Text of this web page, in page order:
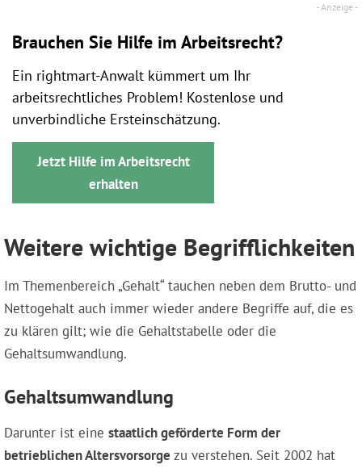
Brauchen Sie Hilfe im Arbeitsrecht?
Ein rightmart-Anwalt kümmert um Ihr
arbeitsrechtliches Problem! Kostenlose und
unverbindliche Ersteinschätzung.
Jetzt Hilfe im Arbeitsrecht
erhalten
Weitere wichtige Begrifflichkeiten
Im Themenbereich „Gehalt“ tauchen neben dem Brutto- und
Nettogehalt auch immer wieder andere Begriffe auf, die es
zu klären gilt; wie die Gehaltstabelle oder die
Gehaltsumwandlung.
Gehaltsumwandlung
Darunter ist eine staatlich geförderte Form der
betrieblichen Altersvorsorge zu verstehen. Seit 2002 hat